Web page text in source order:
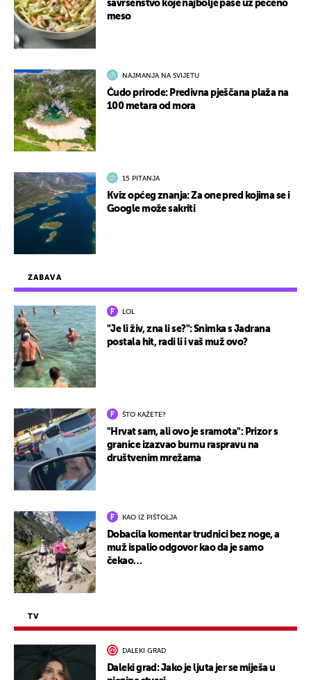
ZABAVA
LOL
"Je li živ, zna li se?": Snimka s Jadrana
postala hit, radi li i vaš muž ovo?
ŠTO KAŽETE?
"Hrvat sam, ali ovo je sramota": Prizor s
granice izazvao burnu raspravu na
društvenim mrežama
KAO IZ PIŠTOLJA
Dobacila komentar trudnici bez noge, a
muž ispalio odgovor kao da je samo
čekao…
TV
DALEKI GRAD
Daleki grad: Jako je ljuta jer se miješa u
savršenstvo koje najbolje paše uz pečeno
meso
NAJMANJA NA SVIJETU
Čudo prirode: Predivna pješčana plaža na
100 metara od mora
15 PITANJA
Kviz općeg znanja: Za one pred kojima se i
Google može sakriti